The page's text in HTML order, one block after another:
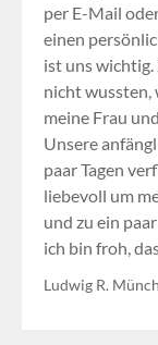
per E-Mail
einen
ist uns
nicht wussten,
meine Frau
Unsere
paar Tagen
liebevoll um
und zu ein
ich bin froh,
Ludwig R.